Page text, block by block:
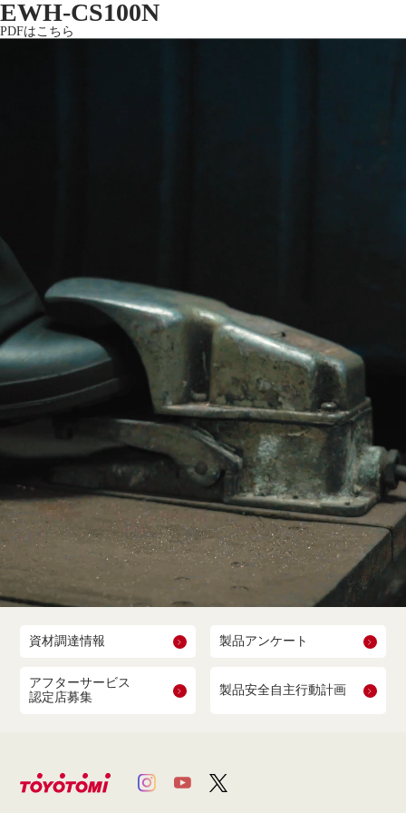
EWH-CS100N
PDFはこちら
資材調達情報 製品アンケート
アフターサービス
認定店募集
製品安全自主行動計画